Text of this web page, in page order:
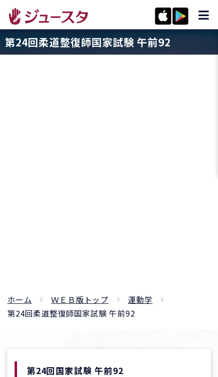
第24回柔道整復師国家試験 午前92
ホーム ＷＥＢ版トップ
運動学
第24回柔道整復師国家試験 午前92
第24回国家試験 午前92